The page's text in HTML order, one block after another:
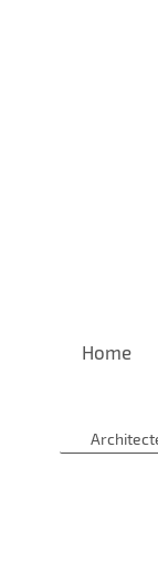
Home